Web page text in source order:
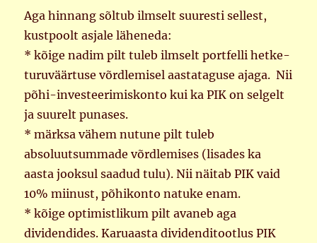
Aga hinnang sõltub ilmselt suuresti sellest,
kustpoolt asjale läheneda:
* kõige nadim pilt tuleb ilmselt portfelli hetke-
turuväärtuse võrdlemisel aastataguse ajaga. Nii
põhi-investeerimiskonto kui ka PIK on selgelt
ja suurelt punases.
* märksa vähem nutune pilt tuleb
absoluutsummade võrdlemises (lisades ka
aasta jooksul saadud tulu). Nii näitab PIK vaid
10% miinust, põhikonto natuke enam.
* kõige optimistlikum pilt avaneb aga
dividendides. Karuaasta dividenditootlus PIK